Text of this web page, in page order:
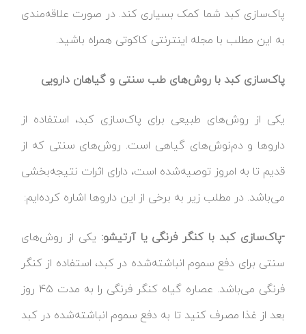
پاک‌سازی کبد شما کمک بسیاری کند. در صورت علاقه‌مندی
به این مطلب با مجله اینترنتی کاکوتی همراه باشید.
پاک‌سازی کبد با روش‌های طب سنتی و گیاهان دارویی
یکی از روش‌های طبیعی برای پاک‌سازی کبد، استفاده از
داروها و دم‌نوش‌های گیاهی است. روش‌های سنتی که از
قدیم تا به امروز توصیه‌شده است، دارای اثرات نتیجه‌بخشی
می‌باشد. در مطلب زیر به برخی از این داروها اشاره کرده‌ایم:
-پاک‌سازی کبد با کنگر فرنگی یا آرتیشو: یکی از روش‌های
سنتی برای دفع سموم انباشته‌شده در کبد، استفاده از کنگر
فرنگی می‌باشد. عصاره گیاه کنگر فرنگی را به مدت ۴۵ روز
بعد از غذا مصرف کنید تا به دفع سموم انباشته‌شده در کبد